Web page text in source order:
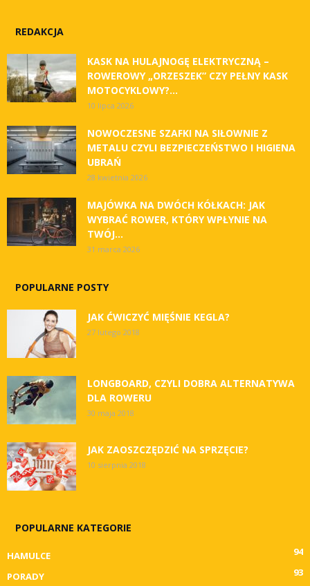
REDAKCJA
KASK NA HULAJNOGĘ ELEKTRYCZNĄ –
ROWEROWY „ORZESZEK” CZY PEŁNY KASK
MOTOCYKLOWY?...
10 lipca 2026
NOWOCZESNE SZAFKI NA SIŁOWNIE Z
METALU CZYLI BEZPIECZEŃSTWO I HIGIENA
UBRAŃ
28 kwietnia 2026
MAJÓWKA NA DWÓCH KÓŁKACH: JAK
WYBRAĆ ROWER, KTÓRY WPŁYNIE NA
TWÓJ...
31 marca 2026
POPULARNE POSTY
JAK ĆWICZYĆ MIĘŚNIE KEGLA?
27 lutego 2018
LONGBOARD, CZYLI DOBRA ALTERNATYWA
DLA ROWERU
30 maja 2018
JAK ZAOSZCZĘDZIĆ NA SPRZĘCIE?
10 sierpnia 2018
POPULARNE KATEGORIE
HAMULCE
94
PORADY
93